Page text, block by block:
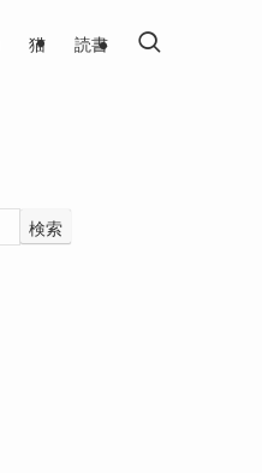
猫 読書
検索